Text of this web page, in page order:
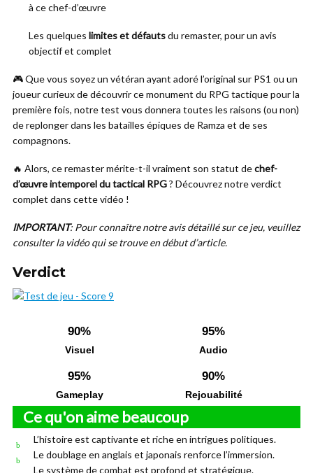
à ce chef-d’œuvre
Les quelques limites et défautsdu remaster, pour un avis
objectif et complet
🎮 Que vous soyez un vétéran ayant adoré l’original sur PS1 ou un
joueur curieux de découvrir ce monument du RPG tactique pour la
première fois, notre test vous donnera toutes les raisons (ou non)
de replonger dans les batailles épiques de Ramza et de ses
compagnons.
🔥 Alors, ce remaster mérite-t-il vraiment son statut dechef-
d’œuvre intemporel du tactical RPG? Découvrez notre verdict
complet dans cette vidéo !
IMPORTANT: Pour connaître notre avis détaillé sur ce jeu, veuillez
consulter la vidéo qui se trouve en début d’article.
Verdict
90%
Visuel
95%
Audio
95%
Gameplay
90%
Rejouabilité
Ce qu'on aime beaucoup
L’histoire est captivante et riche en intrigues politiques.
Le doublage en anglais et japonais renforce l’immersion.
Le système de combat est profond et stratégique.